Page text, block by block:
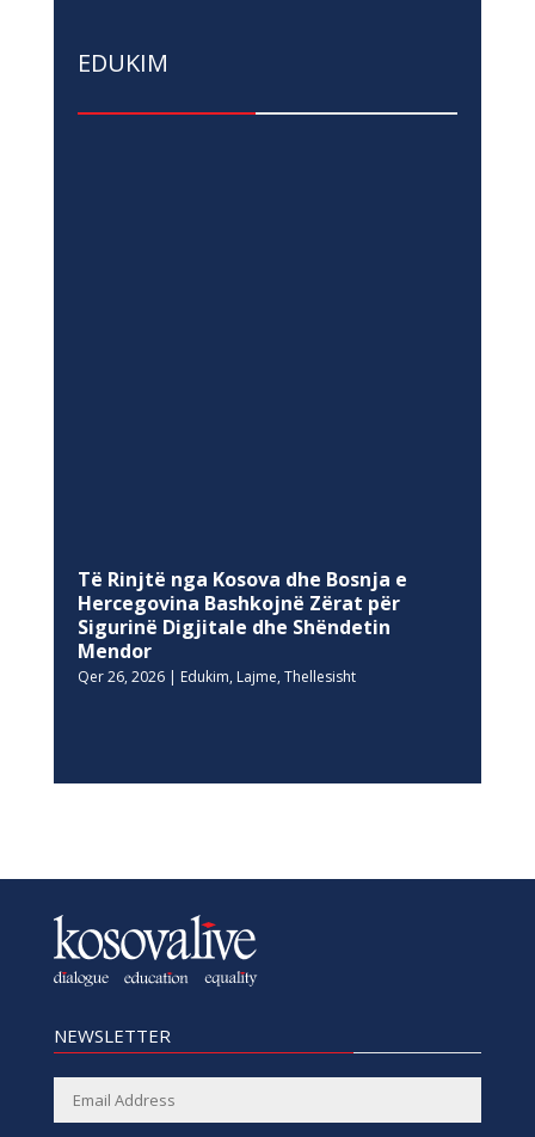
EDUKIM
Të Rinjtë nga Kosova dhe Bosnja e
Hercegovina Bashkojnë Zërat për
Sigurinë Digjitale dhe Shëndetin
Mendor
Qer 26, 2026| Edukim, Lajme, Thellesisht
NEWSLETTER